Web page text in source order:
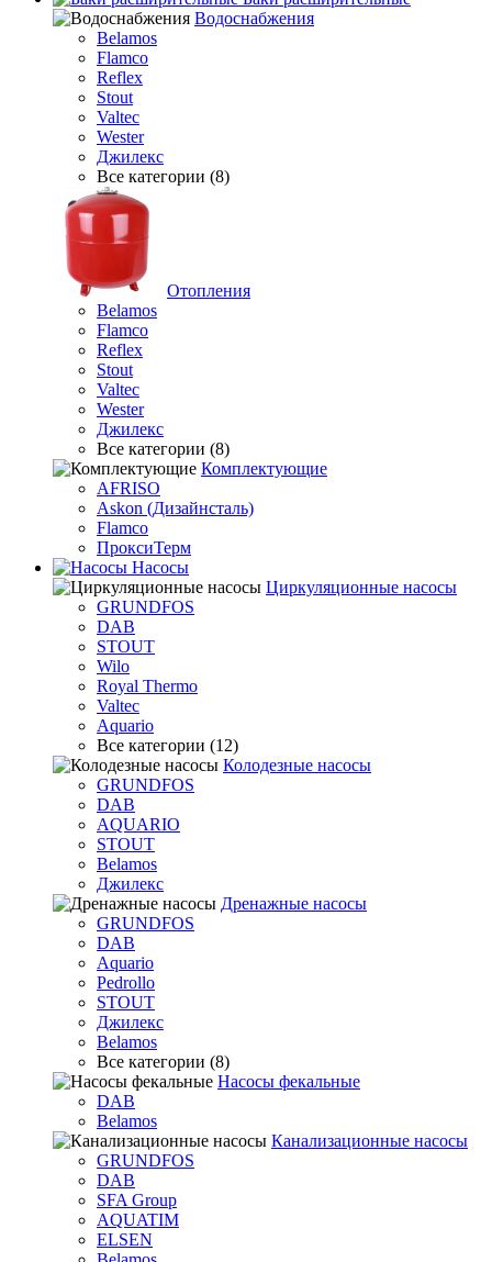
Водоснабжения
Belamos
Flamco
Reflex
Stout
Valtec
Wester
Джилекс
Все категории (8)
Отопления
Belamos
Flamco
Reflex
Stout
Valtec
Wester
Джилекс
Все категории (8)
Комплектующие
AFRISO
Askon (Дизайнсталь)
Flamco
ПроксиТерм
Насосы
Циркуляционные насосы
GRUNDFOS
DAB
STOUT
Wilo
Royal Thermo
Valtec
Aquario
Все категории (12)
Колодезные насосы
GRUNDFOS
DAB
AQUARIO
STOUT
Belamos
Джилекс
Дренажные насосы
GRUNDFOS
DAB
Aquario
Pedrollo
STOUT
Джилекс
Belamos
Все категории (8)
Насосы фекальные
DAB
Belamos
Канализационные насосы
GRUNDFOS
DAB
SFA Group
AQUATIM
ELSEN